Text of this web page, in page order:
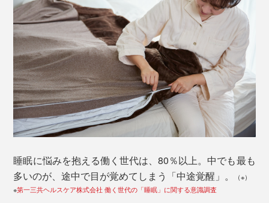
睡眠に悩みを抱える働く世代は、80％以上。中でも最も
多いのが、途中で目が覚めてしまう「中途覚醒」。
（※）
※第一三共ヘルスケア株式会社 働く世代の「睡眠」に関する意識調査